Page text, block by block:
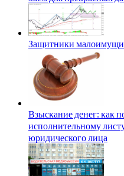
Защитники
Взыскание денег: как
исполнительному
юридического лица